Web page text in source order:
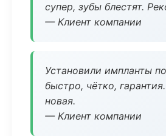
супер, зубы блестят.
— Клиент компании
Установили импланты
быстро, чётко,
новая.
— Клиент компании